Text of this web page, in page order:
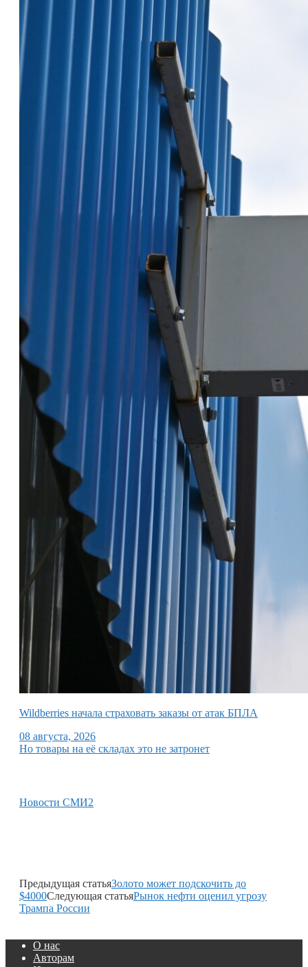
Wildberries начала страховать заказы от атак БПЛА
08 августа, 2026
Но товары на её складах это не затронет
Новости СМИ2
Предыдущая статьяЗолото может подскочить до
$4000Следующая статьяРынок нефти оценил угрозу
Трампа России
О нас
Авторам